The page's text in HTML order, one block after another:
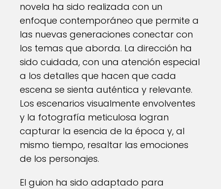
novela ha sido realizada con un
enfoque contemporáneo que permite a
las nuevas generaciones conectar con
los temas que aborda. La dirección ha
sido cuidada, con una atención especial
a los detalles que hacen que cada
escena se sienta auténtica y relevante.
Los escenarios visualmente envolventes
y la fotografía meticulosa logran
capturar la esencia de la época y, al
mismo tiempo, resaltar las emociones
de los personajes.
El guion ha sido adaptado para